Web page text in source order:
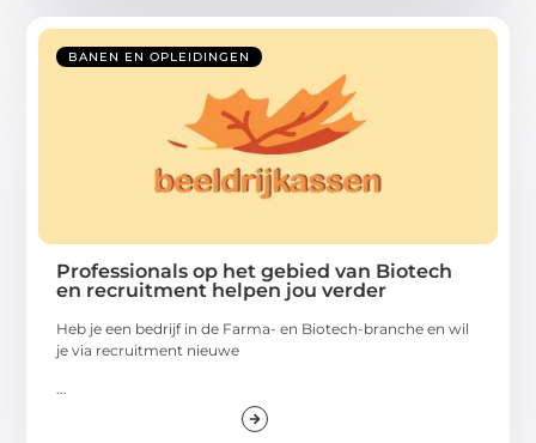
BANEN EN OPLEIDINGEN
Professionals op het gebied van Biotech
en recruitment helpen jou verder
Heb je een bedrijf in de Farma- en Biotech-branche en wil
je via recruitment nieuwe
...